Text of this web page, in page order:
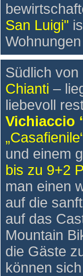
San Luigi"
Südlich
Chianti –
liebevoll
Vichiaccio
und einem
bis zu 9+2
man einen
auf die
auf das
Mountain
die Gäste
können